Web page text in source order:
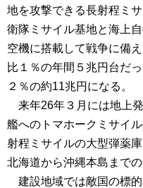
地を攻撃できる長射程ミ
衛隊ミサイル基地と海上
空機に搭載して戦争に備
比１％の年間５兆円台だ
２％の約11兆円になる。
来年26年３月には地上
艦へのトマホークミサイ
射程ミサイルの大型弾薬
北海道から沖縄本島まで
建設地域では敵国の標